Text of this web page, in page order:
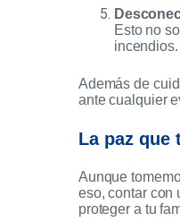
Esto no
incendios.
Además de
ante cualquier
La paz que
Aunque
eso, contar con
proteger a tu